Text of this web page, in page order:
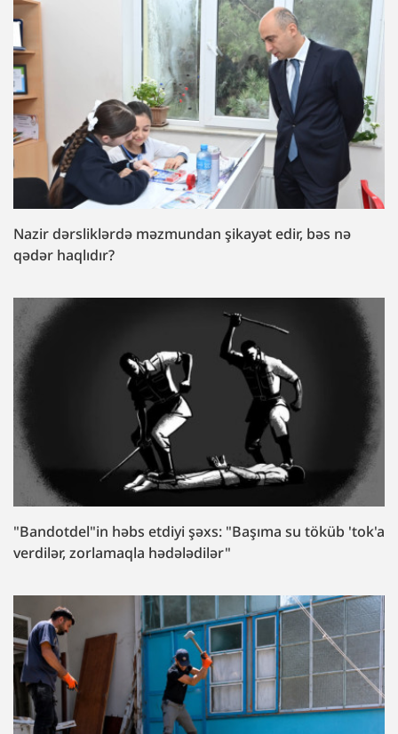
Nazir dərsliklərdə məzmundan şikayət edir, bəs nə
qədər haqlıdır?
"Bandotdel"in həbs etdiyi şəxs: "Başıma su töküb 'tok'a
verdilər, zorlamaqla hədələdilər"